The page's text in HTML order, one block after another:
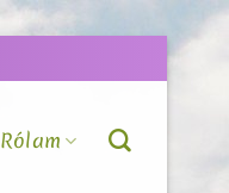
Rólam